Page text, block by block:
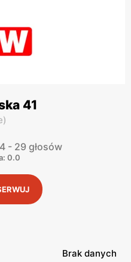
41
)
- 29 głosów
0.0
Brak danych